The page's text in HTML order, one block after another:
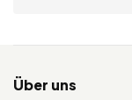
Über uns